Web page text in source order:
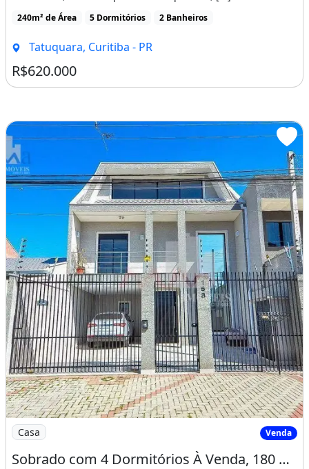
240m² de Área 5 Dormitórios 2 Banheiros
Tatuquara, Curitiba - PR
R$620.000
Imagem: Sobrado com 4 Dormitórios À Venda, 180
Casa Venda
Sobrado com 4 Dormitórios À Venda, 180 M² por R$ 630.000,00 - Tatuquara - Curitiba/Pr